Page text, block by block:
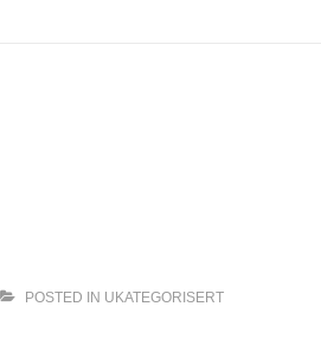
POSTED IN UKATEGORISERT